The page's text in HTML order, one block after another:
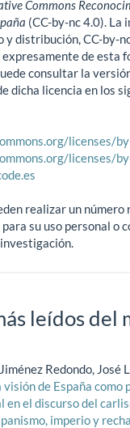
Commons
(CC-by-nc 4.0). La
y distribución, CC-by-
de esta
consultar la
dicha licencia en los
licenses/
licenses/
realizar un número
su uso personal o
leídos del
Redondo, José
visión de España como
en el discurso del
imperio y